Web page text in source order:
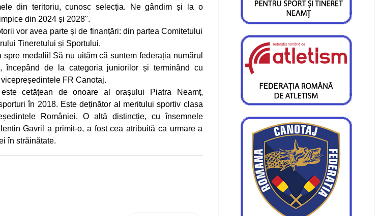
din teritoriu, cunosc selecția. Ne gândim și la o
din 2024 și 2028".
vor avea parte și de finanțări: din partea Comitetului
Tineretului și Sportului.
medalii! Să nu uităm că suntem federația numărul
începând de la categoria juniorilor și terminând cu
FR Canotaj.
cetățean de onoare al orașului Piatra Neamț,
în 2018. Este deținător al meritului sportiv clasa
României. O altă distincție, cu însemnele
Gavril a primit-o, a fost cea atribuită ca urmare a
în străinătate.